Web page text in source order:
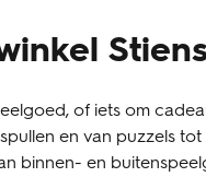
of iets om
en van puzzels
binnen- en